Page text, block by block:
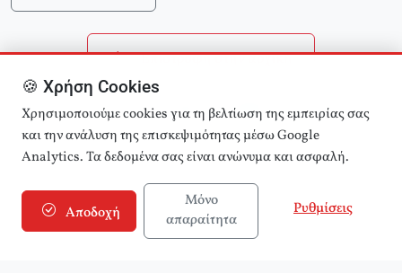
Επιστροφή στην αρχική
Αναζήτηση άρθρων
🍪 Χρήση Cookies
Χρησιμοποιούμε cookies για τη βελτίωση της εμπειρίας σας
και την ανάλυση της επισκεψιμότητας μέσω Google
Analytics. Τα δεδομένα σας είναι ανώνυμα και ασφαλή.
Αποδοχή
Μόνο
απαραίτητα
Ρυθμίσεις